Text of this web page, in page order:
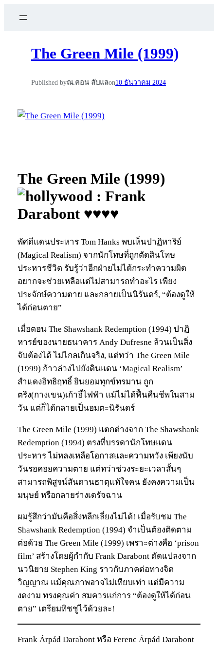
The Green Mile (1999)
Published byณ.คอน ลับแลon10 ธันวาคม 2024
The Green Mile (1999)
: Frank
Darabont ♥♥♥♥
พัศดีแดนประหาร Tom Hanks พบเห็นปาฏิหาริย์
(Magical Realism) จากนักโทษที่ถูกตัดสินโทษ
ประหารชีวิต รับรู้ว่าอีกฝ่ายไม่ได้กระทำความผิด
อยากจะช่วยเหลือแต่ไม่สามารถทำอะไร เพียง
ประจักษ์ความตาย และกลายเป็นนิรันดร์, “ต้องดูให้
ได้ก่อนตาย”
เมื่อตอน The Shawshank Redemption (1994) ปาฏิ
หารย์ของนายธนาคาร Andy Dufresne ล้วนเป็นสิ่ง
จับต้องได้ ไม่ไกลเกินจริง, แต่ทว่า The Green Mile
(1999) ก้าวล่วงไปยังดินแดน ‘Magical Realism’
สำแดงอิทธิฤทธิ์ ยินยอมทุกข์ทรมาน ถูก
ตรึง(กางเขน)เก้าอี้ไฟฟ้า แม้ไม่ได้ฟื้นคืนชีพในสาม
วัน แต่ก็ได้กลายเป็นอมตะนิรันดร์
The Green Mile (1999) แตกต่างจาก The Shawshank
Redemption (1994) ตรงที่บรรดานักโทษแดน
ประหาร ไม่หลงเหลือโอกาสและความหวัง เพียงนับ
วันรอคอยความตาย แต่ทว่าช่วงระยะเวลาสั้นๆ
สามารถพิสูจน์สันดานธาตุแท้ใจคน ยังคงความเป็น
มนุษย์ หรือกลายร่างเดรัจฉาน
ผมรู้สึกว่ามันคือสิ่งหลีกเลี่ยงไม่ได้! เมื่อรับชม The
Shawshank Redemption (1994) จำเป็นต้องติดตาม
ต่อด้วย The Green Mile (1999) เพราะต่างคือ ‘prison
film’ สร้างโดยผู้กำกับ Frank Darabont ดัดแปลงจาก
นวนิยาย Stephen King ราวกับภาคต่อทางจิต
วิญญาณ แม้คุณภาพอาจไม่เทียบเท่า แต่มีความ
งดงาม ทรงคุณค่า สมควรแก่การ “ต้องดูให้ได้ก่อน
ตาย” เตรียมทิชชู่ไว้ด้วยละ!
Frank Árpád Darabont หรือ Ferenc Árpád Darabont